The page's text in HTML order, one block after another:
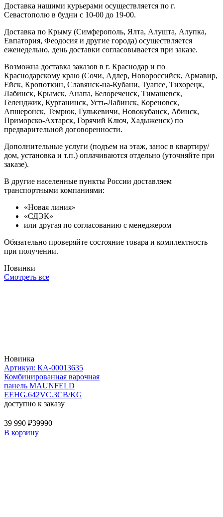
Доставка нашими курьерами осуществляется по г.
Севастополю в будни с 10-00 до 19-00.
Доставка по Крыму (Симферополь, Ялта, Алушта, Алупка,
Евпатория, Феодосия и другие города) осуществляется
еженедельно, день доставки согласовывается при заказе.
Возможна доставка заказов в г. Краснодар и по
Краснодарскому краю (Сочи, Адлер, Новороссийск, Армавир,
Ейск, Кропоткин, Славянск-на-Кубани, Туапсе, Тихорецк,
Лабинск, Крымск, Анапа, Белореченск, Тимашевск,
Геленджик, Курганинск, Усть-Лабинск, Кореновск,
Апшеронск, Темрюк, Гулькевичи, Новокубанск, Абинск,
Приморско-Ахтарск, Горячий Ключ, Хадыженск) по
предварительной договоренности.
Дополнительные услуги (подъем на этаж, занос в квартиру/
дом, установка и т.п.) оплачиваются отдельно (уточняйте при
заказе).
В другие населенные пункты России доставляем
транспортными компаниями:
«Новая линия»
«СДЭК»
или другая по согласованию с менеджером
Обязательно проверяйте состояние товара и комплектность
при получении.
Новинки
Смотреть все
Новинка
Артикул: КА-00013635
Комбинированная варочная
панель MAUNFELD
EEHG.642VC.3CB/KG
доступно к заказу
39 990 ₽39990
В корзину